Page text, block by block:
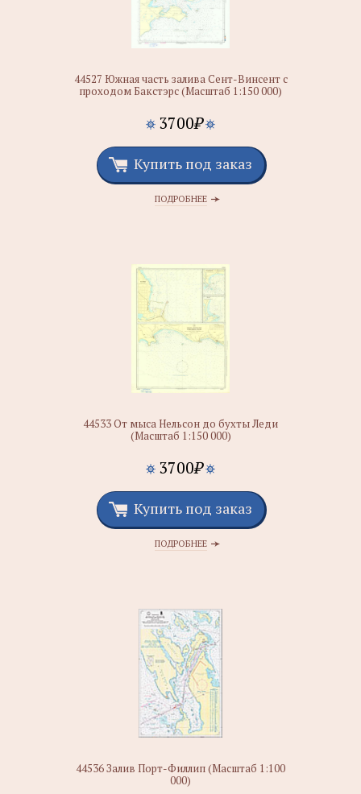
44527 Южная часть залива Сент-Винсент с
проходом Бакстэрс (Масштаб 1:150 000)
3700₽
Купить под заказ
ПОДРОБНЕЕ
44533 От мыса Нельсон до бухты Леди
(Масштаб 1:150 000)
3700₽
Купить под заказ
ПОДРОБНЕЕ
44536 Залив Порт-Филлип (Масштаб 1:100
000)